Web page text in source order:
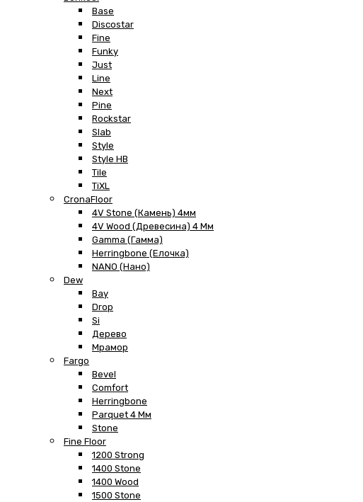
Base
Discostar
Fine
Funky
Just
Line
Next
Pine
Rockstar
Slab
Style
Style HB
Tile
TiXL
CronaFloor
4V Stone (Камень) 4мм
4V Wood (Древесина) 4 Мм
Gamma (Гамма)
Herringbone (Елочка)
NANO (Нано)
Dew
Bay
Drop
Si
Дерево
Мрамор
Fargo
Bevel
Comfort
Herringbone
Parquet 4 Мм
Stone
Fine Floor
1200 Strong
1400 Stone
1400 Wood
1500 Stone